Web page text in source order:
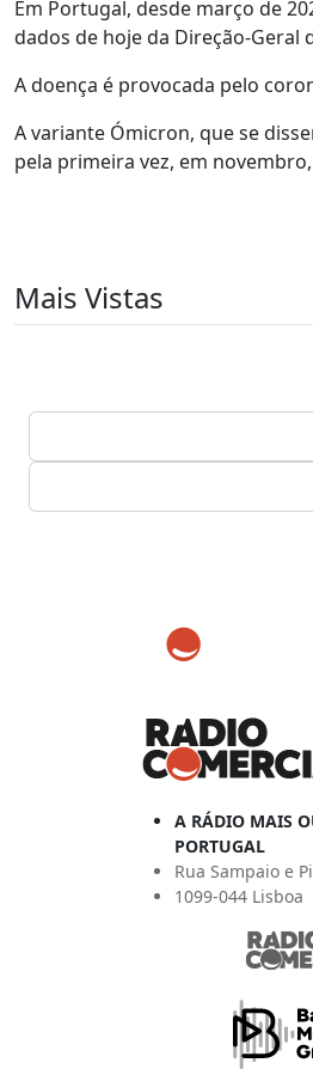
Em Portugal, desde março de
dados de hoje da Direção-Geral
A doença é provocada pelo
A variante Ómicron, que se
pela primeira vez, em
Mais Vistas
A RÁDIO MAIS
PORTUGAL
Rua Sampaio e
1099-044 Lisboa